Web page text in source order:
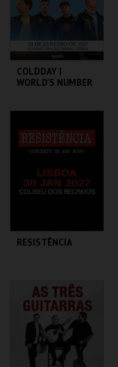
COMPRAR
COLDDAY |
WORLD'S NUMBER
COMPRAR
RESISTÊNCIA
COLISEU DE LISBOA
MAIS INFO
COMPRAR